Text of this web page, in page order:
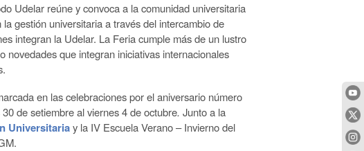
Udelar reúne y convoca a la comunidad universitaria
gestión universitaria a través del intercambio de
integran la Udelar. La Feria cumple más de un lustro
novedades que integran iniciativas internacionales
en las celebraciones por el aniversario número
de setiembre al viernes 4 de octubre. Junto a la
Universitariay la IV Escuela Verano – Invierno del